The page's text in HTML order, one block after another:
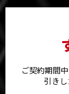
ご契約期間
引き